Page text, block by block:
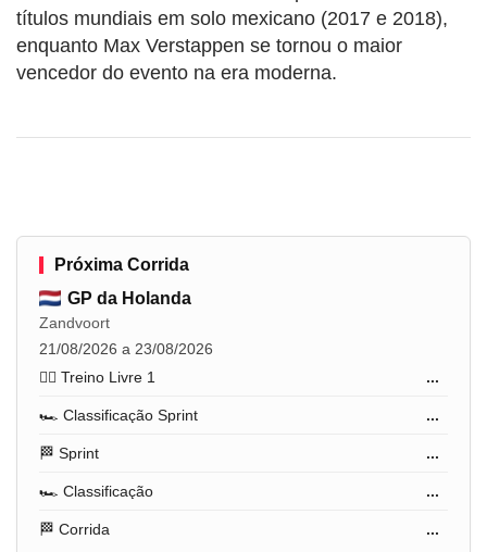
títulos mundiais em solo mexicano (2017 e 2018),
enquanto Max Verstappen se tornou o maior
vencedor do evento na era moderna.
Próxima Corrida
GP da Holanda
Zandvoort
21/08/2026 a 23/08/2026
🏋️‍♂️ Treino Livre 1
...
🏎️ Classificação Sprint ...
🏁 Sprint ...
🏎️ Classificação ...
🏁 Corrida ...